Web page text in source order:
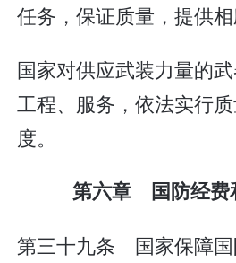
任务，保证质量，提供相
国家对供应武装力量的武
工程、服务，依法实行
度。
第六章 国防经费
第三十九条 国家保障国